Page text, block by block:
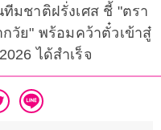
มชาติฝรั่งเศส ชี้ "ตรา
วัย" พร้อมคว้าตั๋วเข้าสู๋
ได้สำเร็จ